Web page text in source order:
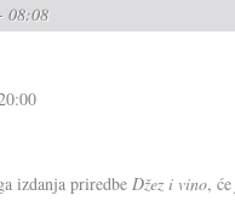
08:08
izdanja priredbe Džez i vino, će